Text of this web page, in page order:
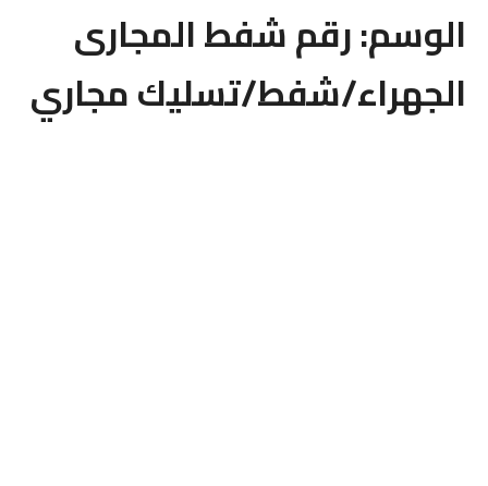
الوسم:رقم شفط المجارى
الجهراء/شفط/تسليك مجاري